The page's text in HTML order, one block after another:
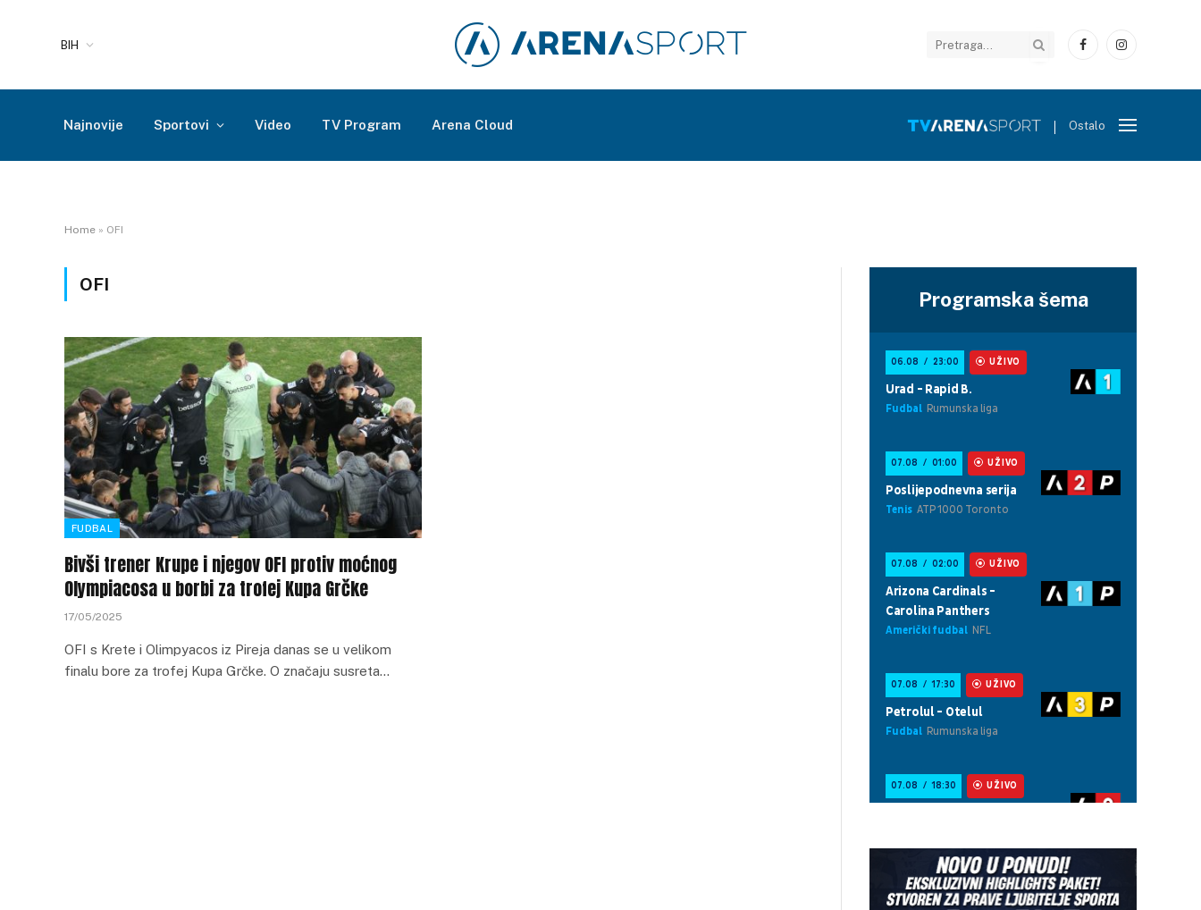
BIH
FacebookInstagram
Najnovije Sportovi Video TV Program Arena Cloud Ostalo
Home » OFI
OFI
FUDBAL
Bivši trener Krupe i njegov OFI protiv moćnog
Olympiacosa u borbi za trofej Kupa Grčke
17/05/2025
OFI s Krete i Olimpyacos iz Pireja danas se u velikom
finalu bore za trofej Kupa Grčke. O značaju susreta…
Programska šema